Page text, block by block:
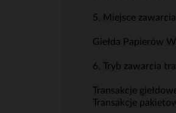
5. Miejsce
Giełda Papierów
6. Tryb zawarcia
Transakcje
Transakcje